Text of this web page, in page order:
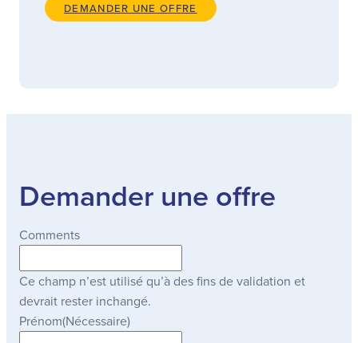
DEMANDER UNE OFFRE
Demander une offre
Comments
Ce champ n’est utilisé qu’à des fins de validation et
devrait rester inchangé.
Prénom(Nécessaire)